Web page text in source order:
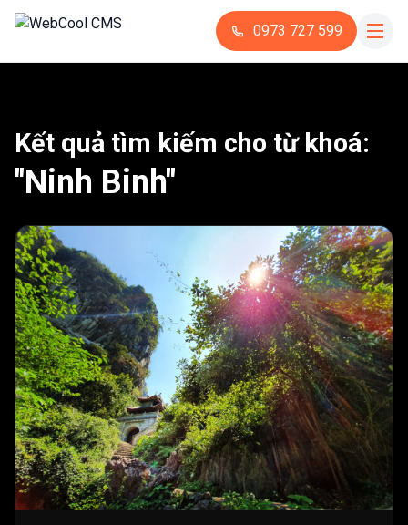
0973 727 599
Kết quả tìm kiếm cho từ khoá:
"Ninh Binh"